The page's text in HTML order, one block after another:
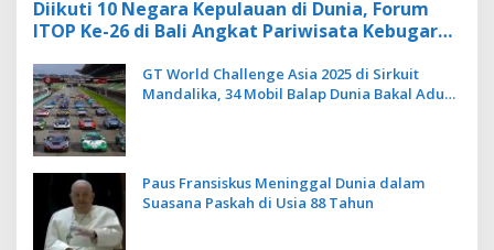
Diikuti 10 Negara Kepulauan di Dunia, Forum
ITOP Ke-26 di Bali Angkat Pariwisata Kebugaran
GT World Challenge Asia 2025 di Sirkuit
Mandalika, 34 Mobil Balap Dunia Bakal Adu
Paus Fransiskus Meninggal Dunia dalam
Suasana Paskah di Usia 88 Tahun